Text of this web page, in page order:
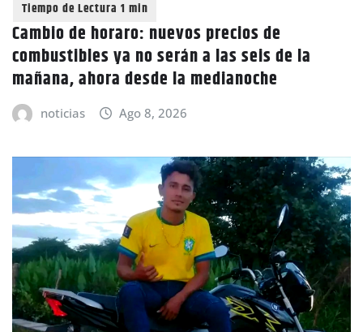
Cambio de horaro: nuevos precios de
combustibles ya no serán a las seis de la
mañana, ahora desde la medianoche
noticias Ago 8, 2026